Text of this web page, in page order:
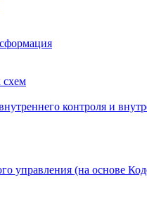
схем
контроля и
управления (на основе